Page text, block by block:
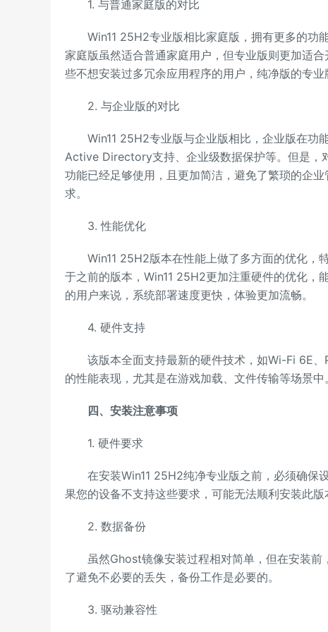
1. 与普通家庭版的对比
Win11 25H2专业版相比家庭版，拥有更多的功
家庭版虽然适合普通家庭用户，但专业版则更加适
些不想安装过多冗余应用程序的用户，纯净版的专业
2. 与企业版的对比
Win11 25H2专业版与企业版相比，企业版在功
Active Directory支持、企业级数据保护等。但是，
功能已经足够使用，且更加简洁，避免了繁琐的企
求。
3. 性能优化
Win11 25H2版本在性能上做了多方面的优化，
于之前的版本，Win11 25H2更加注重硬件的优化，
的用户来说，系统部署速度更快，体验更加流畅。
4. 硬件支持
该版本全面支持最新的硬件技术，如Wi-Fi 6E、
的性能表现，尤其是在游戏加载、文件传输等场景中。
四、安装注意事项
1. 硬件要求
在安装Win11 25H2纯净专业版之前，必须确保
果您的设备不支持这些要求，可能无法顺利安装此版
2. 数据备份
虽然Ghost镜像安装过程相对简单，但在安装前
了避免不必要的丢失，备份工作是必要的。
3. 驱动兼容性